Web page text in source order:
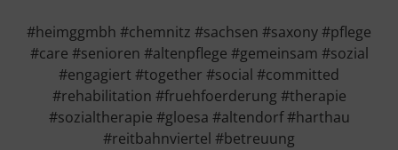
#heimggmbh #chemnitz #sachsen #saxony #pflege
#care #senioren #altenpflege #gemeinsam #sozial
#engagiert #together #social #committed
#rehabilitation #fruehfoerderung #therapie
#sozialtherapie #gloesa #altendorf #harthau
#reitbahnviertel #betreuung